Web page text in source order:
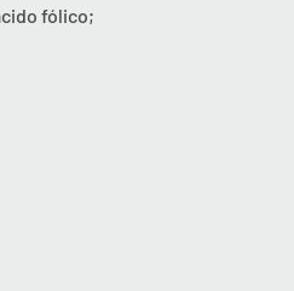
fólico;